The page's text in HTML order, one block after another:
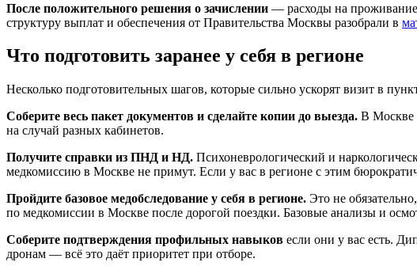
После положительного решения о зачислении — расходы на
структуру выплат и обеспечения от Правительства Москвы разобрали в
Что подготовить заранее у себя в регионе
Несколько подготовительных шагов, которые сильно ускорят визит в
Соберите весь пакет документов и сделайте копии до выезда. В Москве
на случай разных кабинетов.
Получите справки из ПНД и НД. Психоневрологический и
медкомиссию в Москве не примут. Если у вас в регионе с этим
Пройдите базовое медобследование у себя в регионе. Это не
по медкомиссии в Москве после дорогой поездки. Базовые анализы и
Соберите подтверждения профильных навыков если они у вас есть.
дронам — всё это даёт приоритет при отборе.